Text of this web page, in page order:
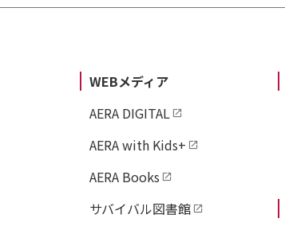
WEBメディア
AERA DIGITAL
AERA with Kids+
AERA Books
サバイバル図書館